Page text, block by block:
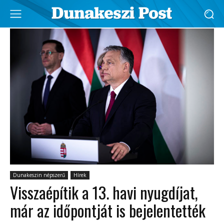
Dunakeszin népszerű Hírek
Visszaépítik a 13. havi nyugdíjat,
már az időpontját is bejelentették